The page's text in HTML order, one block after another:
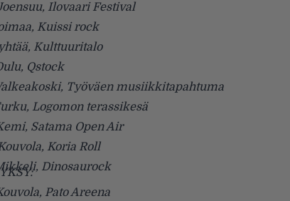
Ilovaari Festival
Kuissi rock
Kulttuuritalo
Qstock
Työväen musiikkitapahtuma
Logomon terassikesä
Satama Open Air
Koria Roll
Dinosaurock
Pato Areena